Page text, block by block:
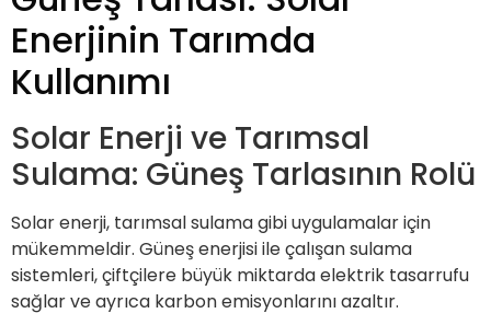
Enerjinin Tarımda
Kullanımı
Solar Enerji ve Tarımsal
Sulama: Güneş Tarlasının Rolü
Solar enerji, tarımsal sulama gibi uygulamalar için
mükemmeldir. Güneş enerjisi ile çalışan sulama
sistemleri, çiftçilere büyük miktarda elektrik tasarrufu
sağlar ve ayrıca karbon emisyonlarını azaltır.